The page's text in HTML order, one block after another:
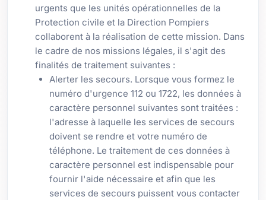
urgents que les unités opérationnelles de la
Protection civile et la Direction Pompiers
collaborent à la réalisation de cette mission. Dans
le cadre de nos missions légales, il s'agit des
finalités de traitement suivantes :
Alerter les secours. Lorsque vous formez le
numéro d'urgence 112 ou 1722, les données à
caractère personnel suivantes sont traitées :
l'adresse à laquelle les services de secours
doivent se rendre et votre numéro de
téléphone. Le traitement de ces données à
caractère personnel est indispensable pour
fournir l'aide nécessaire et afin que les
services de secours puissent vous contacter